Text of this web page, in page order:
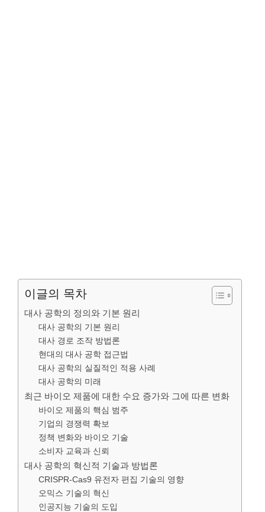
이글의 목차
대사 공학의 정의와 기본 원리
대사 공학의 기본 원리
대사 경로 조작 방법론
현대의 대사 공학 접근법
대사 공학의 실질적인 적용 사례
대사 공학의 미래
최근 바이오 제품에 대한 수요 증가와 그에 따른 변화
바이오 제품의 핵심 범주
기업의 경쟁력 확보
정책 변화와 바이오 기술
소비자 교육과 신뢰
대사 공학의 혁신적 기술과 방법론
CRISPR-Cas9 유전자 편집 기술의 영향
오믹스 기술의 혁신
인공지능 기술의 도입